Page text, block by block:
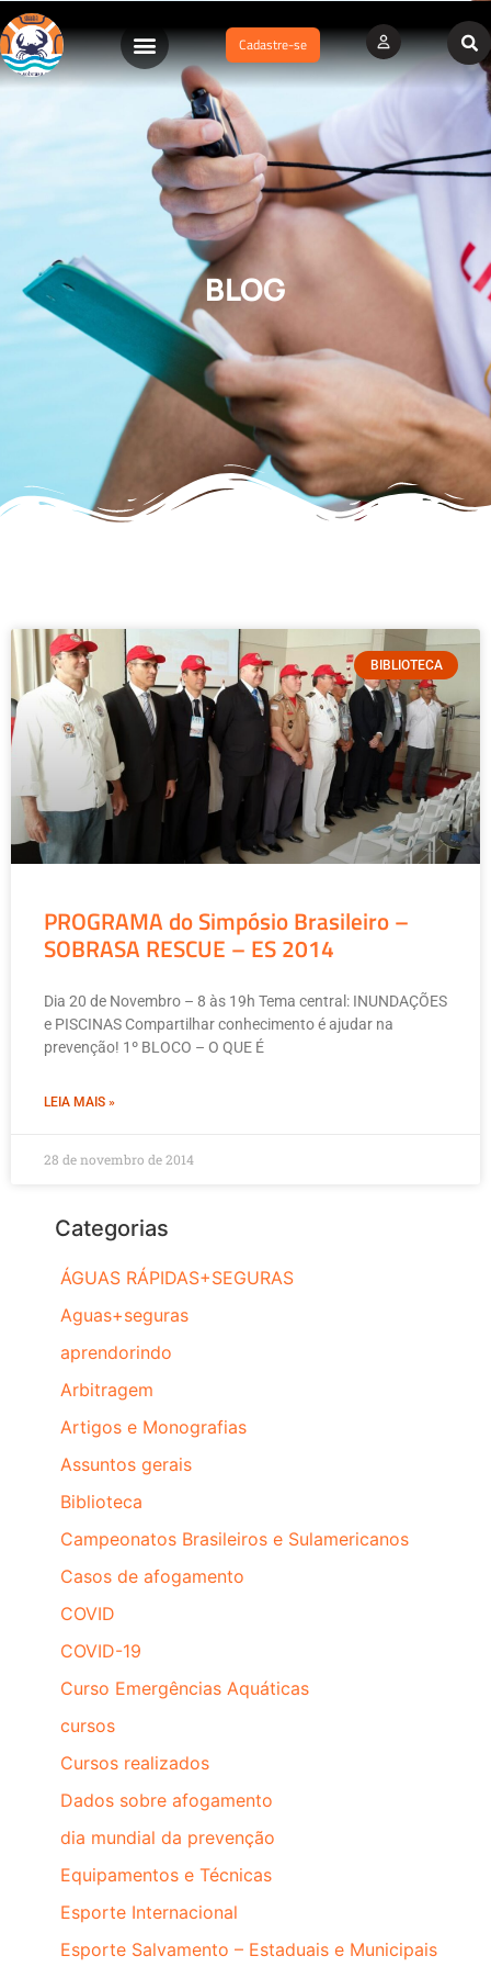
Cadastre-se
BLOG
BIBLIOTECA
PROGRAMA do Simpósio Brasileiro –
SOBRASA RESCUE – ES 2014
Dia 20 de Novembro – 8 às 19h Tema central: INUNDAÇÕES
e PISCINAS Compartilhar conhecimento é ajudar na
prevenção! 1º BLOCO – O QUE É
LEIA MAIS »
28 de novembro de 2014
Categorias
ÁGUAS RÁPIDAS+SEGURAS
Aguas+seguras
aprendorindo
Arbitragem
Artigos e Monografias
Assuntos gerais
Biblioteca
Campeonatos Brasileiros e Sulamericanos
Casos de afogamento
COVID
COVID-19
Curso Emergências Aquáticas
cursos
Cursos realizados
Dados sobre afogamento
dia mundial da prevenção
Equipamentos e Técnicas
Esporte Internacional
Esporte Salvamento – Estaduais e Municipais